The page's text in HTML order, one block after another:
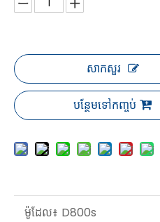
សាកសួរ
បន្ថែមទៅកញ្ចប់
ម៉ូដែល៖ D800s